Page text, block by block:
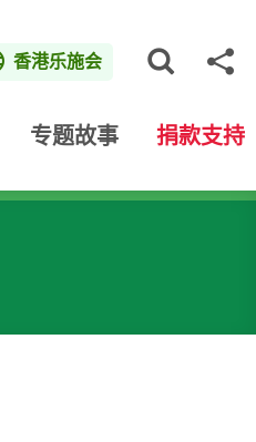
香港乐施会
专题故事 捐款支持